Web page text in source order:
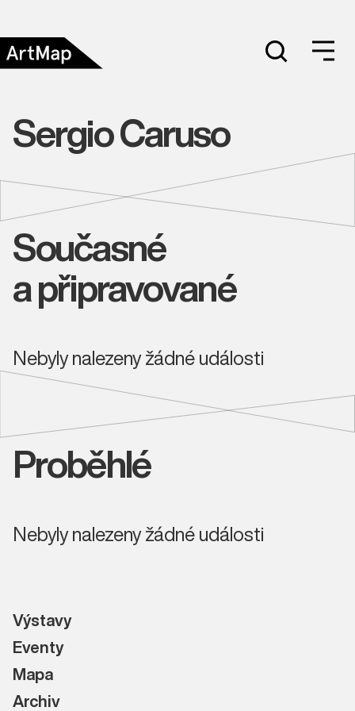
Sergio Caruso
Současné
a připravované
Nebyly nalezeny žádné události
Proběhlé
Nebyly nalezeny žádné události
Výstavy
Eventy
Mapa
Archiv